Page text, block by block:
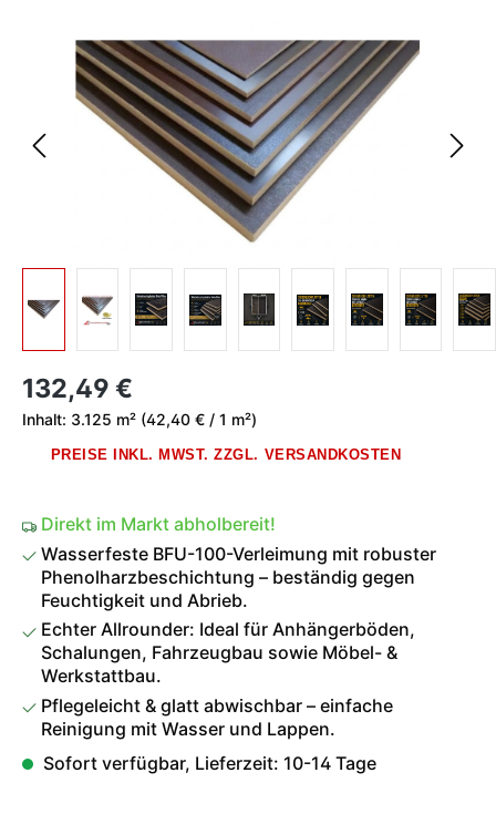
Regulärer Preis:
132,49 €
Inhalt: 3.125 m² (42,40 € / 1 m²)
PREISE INKL. MWST. ZZGL. VERSANDKOSTEN
Direkt im Markt abholbereit!
Wasserfeste BFU-100-Verleimung mit robuster
Phenolharzbeschichtung – beständig gegen
Feuchtigkeit und Abrieb.
Echter Allrounder: Ideal für Anhängerböden,
Schalungen, Fahrzeugbau sowie Möbel- &
Werkstattbau.
Pflegeleicht & glatt abwischbar – einfache
Reinigung mit Wasser und Lappen.
Sofort verfügbar, Lieferzeit: 10-14 Tage